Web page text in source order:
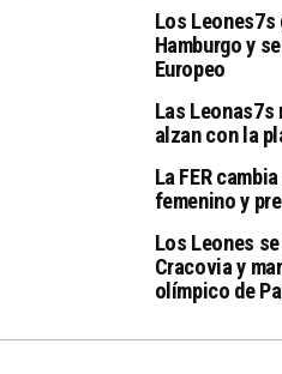
Los Leones7s
Hamburgo y
Europeo
Las Leonas7s
alzan con la
La FER
femenino y
Los Leones
Cracovia y
olímpico de